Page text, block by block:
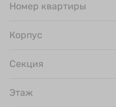
Номер квартиры
Корпус
Секция
Этаж